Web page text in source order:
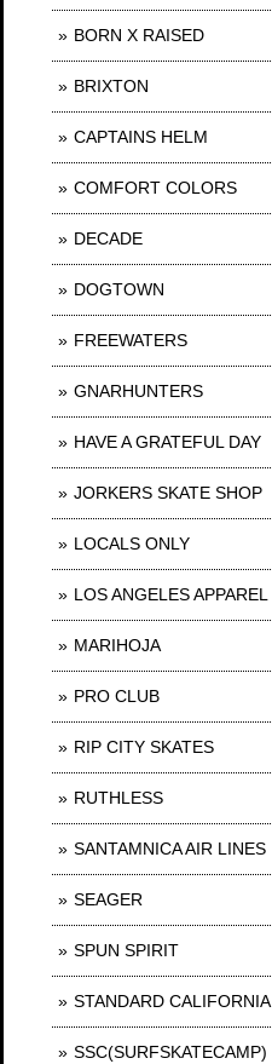
BORN X RAISED
BRIXTON
CAPTAINS HELM
COMFORT COLORS
DECADE
DOGTOWN
FREEWATERS
GNARHUNTERS
HAVE A GRATEFUL DAY
JORKERS SKATE SHOP
LOCALS ONLY
LOS ANGELES APPAREL
MARIHOJA
PRO CLUB
RIP CITY SKATES
RUTHLESS
SANTAMNICA AIR LINES
SEAGER
SPUN SPIRIT
STANDARD CALIFORNIA
SSC(SURFSKATECAMP)